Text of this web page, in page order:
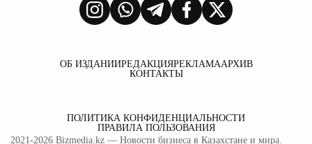
ОБ ИЗДАНИИРЕДАКЦИЯРЕКЛАМААРХИВ
КОНТАКТЫ
ПОЛИТИКА КОНФИДЕНЦИАЛЬНОСТИ
ПРАВИЛА ПОЛЬЗОВАНИЯ
2021-2026 Bizmedia.kz — Новости бизнеса в Казахстане и мира.